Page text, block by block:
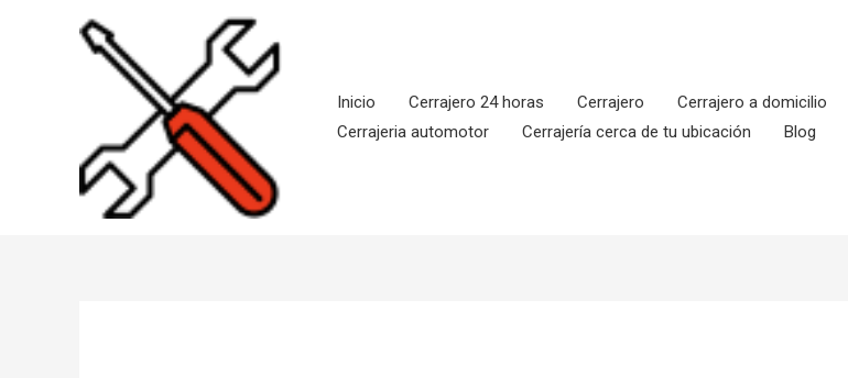
Inicio
Cerrajero 24 horas Cerrajero Cerrajero a domicilio
Cerrajeria automotor
Cerrajería cerca de tu ubicación Blog